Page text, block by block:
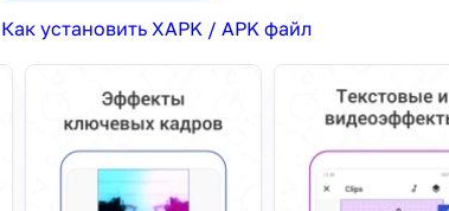
Как установить XAPK / APK файл